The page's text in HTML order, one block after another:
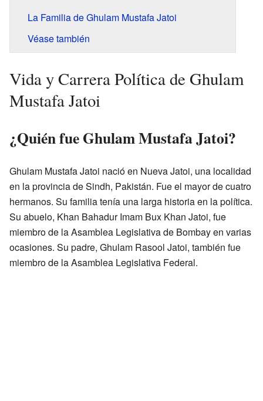
La Familia de Ghulam Mustafa Jatoi
Véase también
Vida y Carrera Política de Ghulam
Mustafa Jatoi
¿Quién fue Ghulam Mustafa Jatoi?
Ghulam Mustafa Jatoi nació en Nueva Jatoi, una localidad
en la provincia de Sindh, Pakistán. Fue el mayor de cuatro
hermanos. Su familia tenía una larga historia en la política.
Su abuelo, Khan Bahadur Imam Bux Khan Jatoi, fue
miembro de la Asamblea Legislativa de Bombay en varias
ocasiones. Su padre, Ghulam Rasool Jatoi, también fue
miembro de la Asamblea Legislativa Federal.